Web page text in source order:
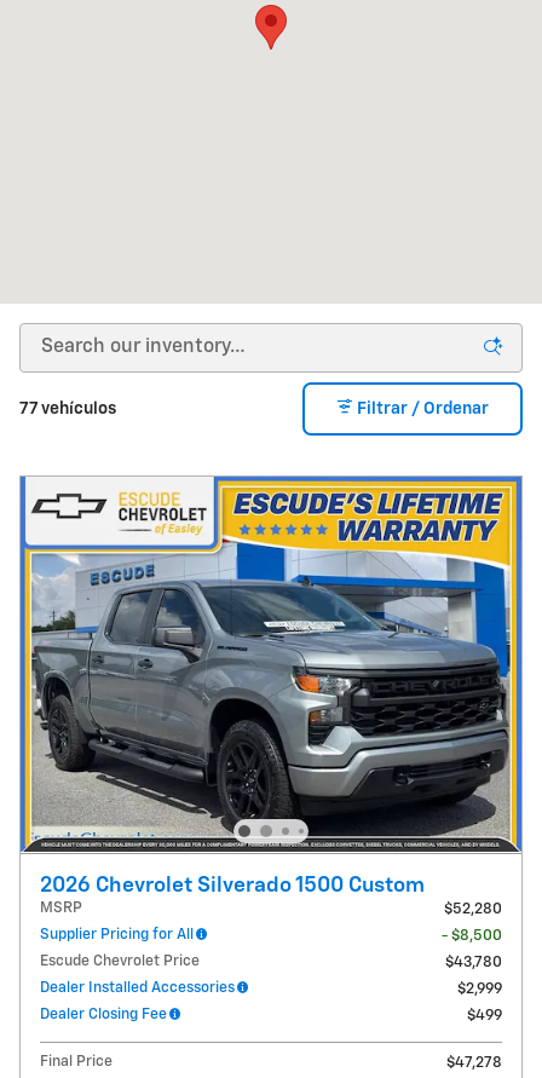
77 vehículos Filtrar / Ordenar
2026 Chevrolet Silverado 1500 Custom
MSRP
$52,280
Supplier Pricing for All
- $8,500
Escude Chevrolet Price
$43,780
Dealer Installed Accessories
$2,999
Dealer Closing Fee
$499
Final Price
$47,278